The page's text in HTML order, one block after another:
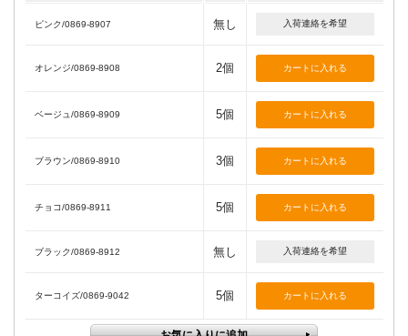
ピンク/0869-8907 無し 入荷連絡を希望
オレンジ/0869-8908 2個
ベージュ/0869-8909 5個
ブラウン/0869-8910 3個
チョコ/0869-8911 5個
ブラック/0869-8912 無し 入荷連絡を希望
ターコイズ/0869-9042 5個